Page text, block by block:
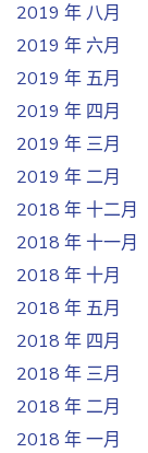
2019 年 八月
2019 年 六月
2019 年 五月
2019 年 四月
2019 年 三月
2019 年 二月
2018 年 十二月
2018 年 十一月
2018 年 十月
2018 年 五月
2018 年 四月
2018 年 三月
2018 年 二月
2018 年 一月